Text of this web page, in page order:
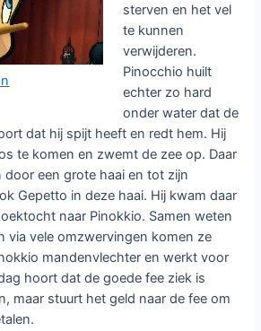
sterven en het vel
te kunnen
verwijderen.
Pinocchio huilt
echter zo hard
onder water dat de
dat hij spijt heeft en redt hem. Hij
te komen en zwemt de zee op. Daar
een grote haai en tot zijn
Gepetto in deze haai. Hij kwam daar
naar Pinokkio. Samen weten
via vele omzwervingen komen ze
mandenvlechter en werkt voor
hoort dat de goede fee ziek is
maar stuurt het geld naar de fee om